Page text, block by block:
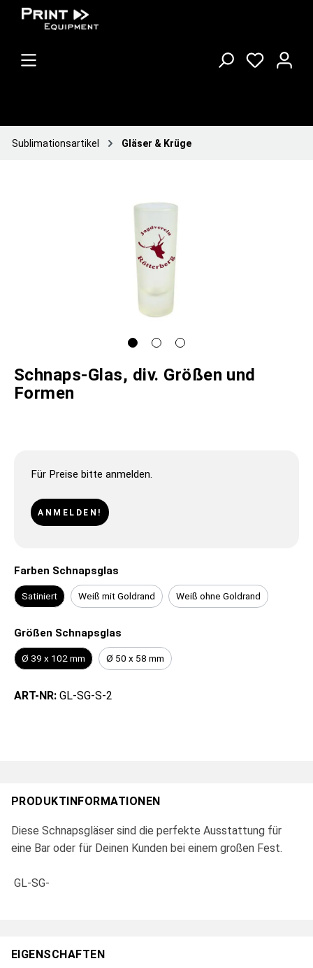
Sublimationsartikel Gläser & Krüge
Schnaps-Glas, div. Größen und
Formen
Für Preise bitte anmelden.
ANMELDEN!
Farben Schnapsglas
Satiniert Weiß mit Goldrand Weiß ohne Goldrand
Größen Schnapsglas
Ø 39 x 102 mm Ø 50 x 58 mm
ART-NR: GL-SG-S-2
PRODUKTINFORMATIONEN
Diese Schnapsgläser sind die perfekte Ausstattung für
eine Bar oder für Deinen Kunden bei einem großen Fest.
GL-SG-
EIGENSCHAFTEN